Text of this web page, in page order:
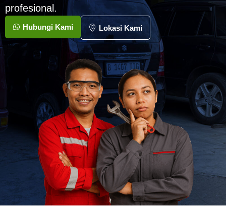
profesional.
Hubungi Kami Lokasi Kami